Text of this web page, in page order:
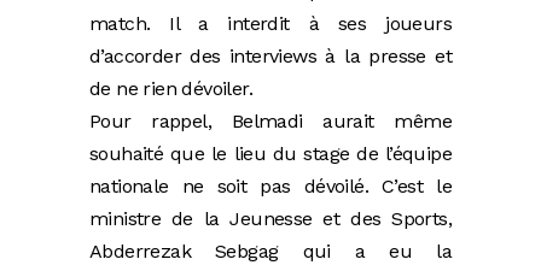
match. Il a interdit à ses joueurs
d’accorder des interviews à la presse et
de ne rien dévoiler.
Pour rappel, Belmadi aurait même
souhaité que le lieu du stage de l’équipe
nationale ne soit pas dévoilé. C’est le
ministre de la Jeunesse et des Sports,
Abderrezak Sebgag qui a eu la